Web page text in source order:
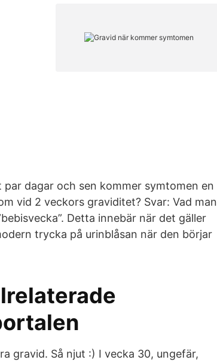
dagar och sen kommer symtomen en
vid 2 veckors graviditet? Svar: Vad man
Detta innebär när det gäller
trycka på urinblåsan när den börjar
gravid. Så njut :) I vecka 30, ungefär,